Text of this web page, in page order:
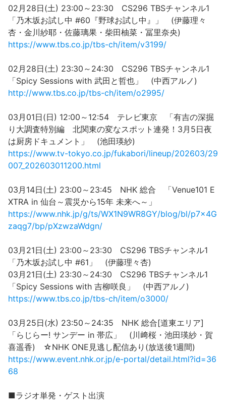
02月28日(土) 23:00～23:30 CS296 TBSチャンネル1
「乃木坂お試し中 #60『野球お試し中』」 (伊藤理々
杏・金川紗耶・佐藤璃果・柴田柚菜・冨里奈央)
https://www.tbs.co.jp/tbs-ch/item/v3199/
02月28日(土) 23:30～24:30 CS296 TBSチャンネル1
「Spicy Sessions with 武田と哲也」 (中西アルノ)
http://www.tbs.co.jp/tbs-ch/item/o2995/
03月01日(日) 12:00～12:54 テレビ東京 「有吉の深掘
り大調査特別編 北関東の変なスポット連発！3月5日夜
は厨房ドキュメント」 (池田瑛紗)
https://www.tv-tokyo.co.jp/fukabori/lineup/202603/29
007_202603011200.html
03月14日(土) 23:00～23:45 NHK 総合 「Venue101 E
XTRA in 仙台～震災から15年 未来へ～」
https://www.nhk.jp/g/ts/WX1N9WR8GY/blog/bl/p7x4G
zaqg7/bp/pXzwzaWdgn/
03月21日(土) 23:00～23:30 CS296 TBSチャンネル1
「乃木坂お試し中 #61」 (伊藤理々杏)
03月21日(土) 23:30～24:30 CS296 TBSチャンネル1
「Spicy Sessions with 吉柳咲良」 (中西アルノ)
https://www.tbs.co.jp/tbs-ch/item/o3000/
03月25日(水) 23:50～24:35 NHK 総合[道東エリア]
「らじらー! サンデー in 帯広」 (川﨑桜・池田瑛紗・賀
喜遥香) ☆NHK ONE見逃し配信あり(放送後1週間)
https://www.event.nhk.or.jp/e-portal/detail.html?id=36
68
■ラジオ単発・ゲスト出演